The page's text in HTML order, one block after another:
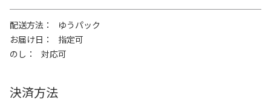
配送方法
ゆうパック
お届け日
指定可
のし
対応可
決済方法